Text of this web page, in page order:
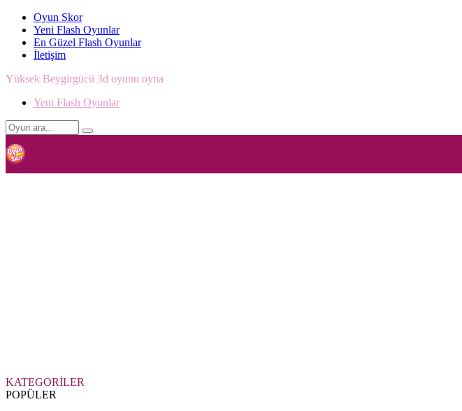
Oyun Skor
Yeni Flash Oyunlar
En Güzel Flash Oyunlar
İletişim
Yüksek Beygirgücü 3d oyunu oyna
Yeni Flash Oyunlar
KATEGORİLER
POPÜLER